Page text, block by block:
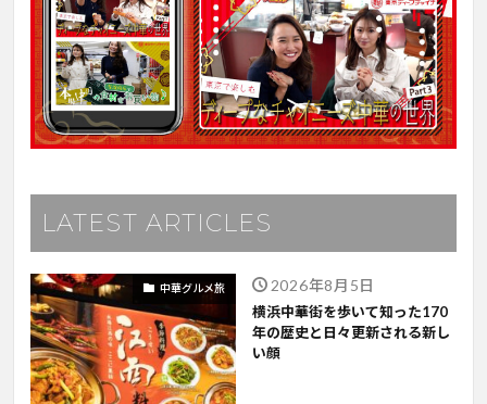
LATEST ARTICLES
中華グルメ旅 2026年8月5日
横浜中華街を歩いて知った170
年の歴史と日々更新される新し
い顔